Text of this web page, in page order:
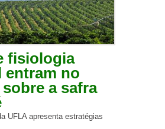
fisiologia
entram no
a safra
UFLA apresenta estratégias